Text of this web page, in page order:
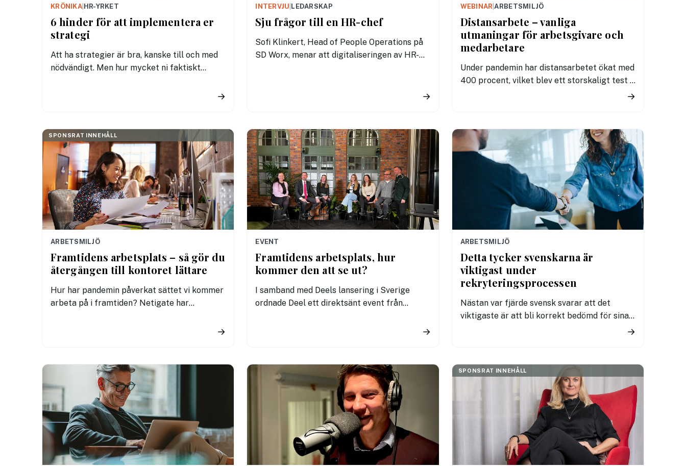
KRÖNIKA| HR-YRKET
6 hinder för att implementera er
strategi
Att ha strategier är bra, kanske till och med
nödvändigt. Men hur mycket ni faktiskt
→
INTERVJU LEDARSKAP
Sju frågor till en HR-chef
Sofi Klinkert, Head of People Operations på
SD Worx, menar att digitaliseringen av HR-
→
WEBINAR |ARBETSMILJÖ
Distansarbete – vanliga
utmaningar för arbetsgivare och
medarbetare
Under pandemin har distansarbetet ökat med
400 procent, vilket blev ett storskaligt test i
jobbade hemifrån.
→
SPONSRAT INNEHÅLL
ARBETSMILJÖ
Framtidens arbetsplats – så gör du
återgången till kontoret lättare
Hur har pandemin påverkat sättet vi kommer
arbeta på i framtiden? Netigate har
5 tips om hur du bäst anpassar dig till
framtidens arbetsplats.
→
EVENT
Framtidens arbetsplats, hur
kommer den att se ut?
I samband med Deels lansering i Sverige
ordnade Deel ett direktsänt event från
Stockholm den 10 februari. Vilka utmaningar→
ARBETSMILJÖ
Detta tycker svenskarna är
viktigast under
rekryteringsprocessen
Nästan var fjärde svensk svarar att det
viktigaste är att bli korrekt bedömd för sina
→
SPONSRAT INNEHÅLL